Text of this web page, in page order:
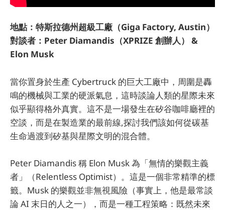
地點：特斯拉德州超級工廠（Giga Factory, Austin）
對談者：Peter Diamandis（XPRIZE 創辦人） &
Elon Musk
當你置身於生產 Cybertruck 的巨大工廠中，周圍是轟
鳴的機械與工業的硬派氣息，這時談論人類的星際未來
似乎顯得格外真實。這不是一場發生在矽谷咖啡廳裡的
空談，而是在製造業的最前線,探討我們該如何從碳基
生命過渡到矽基與星際文明的混合體。
Peter Diamandis 稱 Elon Musk 為「無情的樂觀主義
者」（Relentless Optimist）。這是一個非常精準的標
籤。Musk 的樂觀並非無視風險（事實上，他是最常談
論 AI 末日的人之一），而是一種工程策略：既然未來